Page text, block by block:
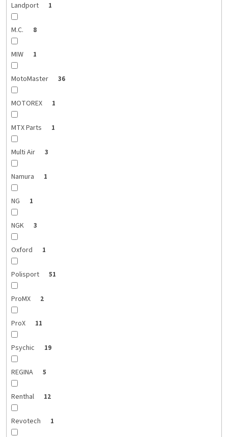
Landport 1
M.C. 8
MIW 1
MotoMaster 36
MOTOREX 1
MTX Parts 1
Multi Air 3
Namura 1
NG 1
NGK 3
Oxford 1
Polisport 51
ProMX 2
ProX 11
Psychic 19
REGINA 5
Renthal 12
Revotech 1